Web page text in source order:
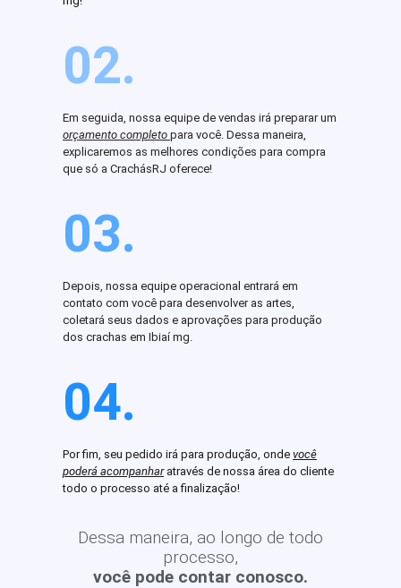
02.
Em seguida, nossa equipe de vendas irá preparar um
orçamento completo para você. Dessa maneira,
explicaremos as melhores condições para compra
que só a CrachásRJ oferece!
03.
Depois, nossa equipe operacional entrará em
contato com você para desenvolver as artes,
coletará seus dados e aprovações para produção
dos crachas em Ibiaí mg.
04.
Por fim, seu pedido irá para produção, onde você
poderá acompanharatravés de nossa área do cliente
todo o processo até a finalização!
Dessa maneira, ao longo de todo
processo,
você pode contar conosco.